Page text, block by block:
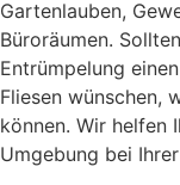
Gartenlauben,
Büroräumen.
Entrümpelung
Fliesen wünschen,
können. Wir helfen
Umgebung bei